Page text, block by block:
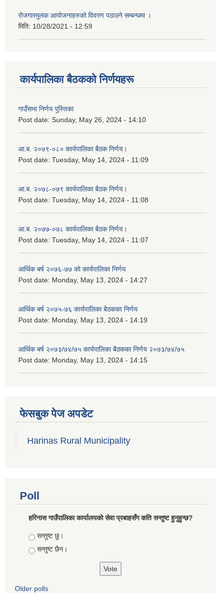
रोजगारमुलक आयोजनाहरुको विवरण पठाउने सम्बन्धमा ।
मिति: 10/28/2021 - 12:59
कार्यपालिका बैठकको निर्णयहरू
गाउँसभा निर्णय पुस्तिका
Post date: Sunday, May 26, 2024 - 14:10
आ.ब. २०७९-०८० कार्यपालिका बैठक निर्णय।
Post date: Tuesday, May 14, 2024 - 11:09
आ.ब. २०७८-०७९ कार्यपालिका बैठक निर्णय।
Post date: Tuesday, May 14, 2024 - 11:08
आ.ब. २०७७-०७८ कार्यपालिका बैठक निर्णय।
Post date: Tuesday, May 14, 2024 - 11:07
आर्थिक बर्ष २०७६-७७ को कार्यपालिका निर्णय
Post date: Monday, May 13, 2024 - 14:27
आर्थिक बर्ष २०७५-७६ कार्यपालिका बैठकका निर्णय
Post date: Monday, May 13, 2024 - 14:19
आर्थिक बर्ष २०७३/७४/७५ कार्यपालिका बैठकका निर्णय २०७३/७४/७५
Post date: Monday, May 13, 2024 - 14:15
फेसबुक पेज अपडेट
Harinas Rural Municipality
Poll
हरिनास गाउँपालिका कार्यालयको सेवा प्रबाहसँग कति सन्तुष्ट हुनुहुन्छ?
Choices
सन्तुष्ट छु।
सन्तुष्ट छैन।
Older polls